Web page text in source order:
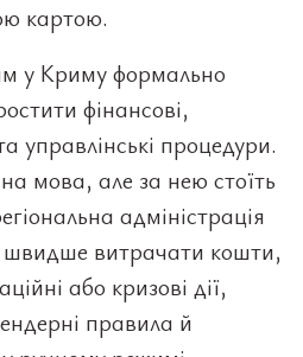
картою.
у Криму формально
фінансові,
управлінські процедури.
мова, але за нею стоїть
адміністрація
швидше витрачати кошти,
або кризові дії,
правила й